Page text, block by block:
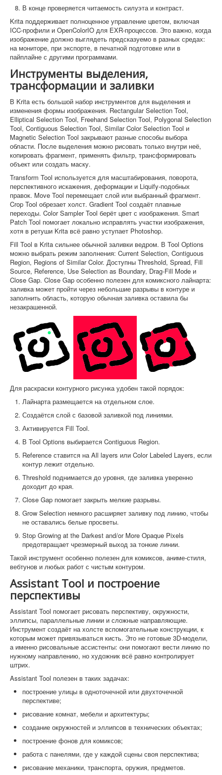
В конце проверяется читаемость силуэта и контраст.
Krita поддерживает полноценное управление цветом, включая
ICC-профили и OpenColorIO для EXR-процессов. Это важно, когда
изображение должно выглядеть предсказуемо в разных средах:
на мониторе, при экспорте, в печатной подготовке или в
пайплайне с другими программами.
Инструменты выделения,
трансформации и заливки
В Krita есть большой набор инструментов для выделения и
изменения формы изображения. Rectangular Selection Tool,
Elliptical Selection Tool, Freehand Selection Tool, Polygonal Selection
Tool, Contiguous Selection Tool, Similar Color Selection Tool и
Magnetic Selection Tool закрывают разные способы выбора
области. После выделения можно рисовать только внутри неё,
копировать фрагмент, применять фильтр, трансформировать
объект или создать маску.
Transform Tool используется для масштабирования, поворота,
перспективного искажения, деформации и Liquify-подобных
правок. Move Tool перемещает слой или выбранный фрагмент.
Crop Tool обрезает холст. Gradient Tool создаёт плавные
переходы. Color Sampler Tool берёт цвет с изображения. Smart
Patch Tool помогает локально исправлять участки изображения,
хотя в ретуши Krita всё равно уступает Photoshop.
Fill Tool в Krita сильнее обычной заливки ведром. В Tool Options
можно выбрать режим заполнения: Current Selection, Contiguous
Region, Regions of Similar Color. Доступны Threshold, Spread, Fill
Source, Reference, Use Selection as Boundary, Drag-Fill Mode и
Close Gap. Close Gap особенно полезен для комиксного лайнарта:
заливка может пройти через небольшие разрывы в контуре и
заполнить область, которую обычная заливка оставила бы
незакрашенной.
Для раскраски контурного рисунка удобен такой порядок:
Лайнарта размещается на отдельном слое.
Создаётся слой с базовой заливкой под линиями.
Активируется Fill Tool.
В Tool Options выбирается Contiguous Region.
Reference ставится на All layers или Color Labeled Layers, если
контур лежит отдельно.
Threshold поднимается до уровня, где заливка уверенно
доходит до края.
Close Gap помогает закрыть мелкие разрывы.
Grow Selection немного расширяет заливку под линию, чтобы
не оставались белые просветы.
Stop Growing at the Darkest and/or More Opaque Pixels
предотвращает чрезмерный выход за тонкие линии.
Такой инструмент особенно полезен для комиксов, аниме-стиля,
вебтунов и любых работ с чистым контуром.
Assistant Tool и построение
перспективы
Assistant Tool помогает рисовать перспективу, окружности,
эллипсы, параллельные линии и сложные направляющие.
Инструмент создаёт на холсте вспомогательные конструкции, к
которым может привязываться кисть. Это не готовые 3D-модели,
а именно рисовальные ассистенты: они помогают вести линию по
нужному направлению, но художник всё равно контролирует
штрих.
Assistant Tool полезен в таких задачах:
построение улицы в одноточечной или двухточечной
перспективе;
рисование комнат, мебели и архитектуры;
создание окружностей и эллипсов в технических объектах;
построение фонов для комиксов;
работа с панелями, где у каждой сцены своя перспектива;
рисование механики, транспорта, оружия, предметов.